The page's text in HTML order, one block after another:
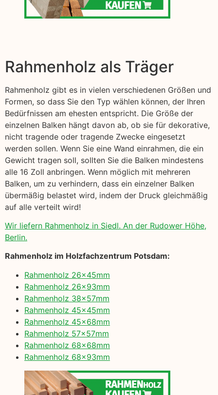
Rahmenholz als Träger
Rahmenholz gibt es in vielen verschiedenen Größen und
Formen, so dass Sie den Typ wählen können, der Ihren
Bedürfnissen am ehesten entspricht. Die Größe der
einzelnen Balken hängt davon ab, ob sie für dekorative,
nicht tragende oder tragende Zwecke eingesetzt
werden sollen. Wenn Sie eine Wand einrahmen, die ein
Gewicht tragen soll, sollten Sie die Balken mindestens
alle 16 Zoll anbringen. Wenn möglich mit mehreren
Balken, um zu verhindern, dass ein einzelner Balken
übermäßig belastet wird, indem der Druck gleichmäßig
auf alle verteilt wird!
Wir liefern Rahmenholz in Siedl. An der Rudower Höhe,
Berlin.
Rahmenholz im Holzfachzentrum Potsdam:
Rahmenholz 26x45mm
Rahmenholz 26x93mm
Rahmenholz 38x57mm
Rahmenholz 45x45mm
Rahmenholz 45x68mm
Rahmenholz 57x57mm
Rahmenholz 68x68mm
Rahmenholz 68x93mm